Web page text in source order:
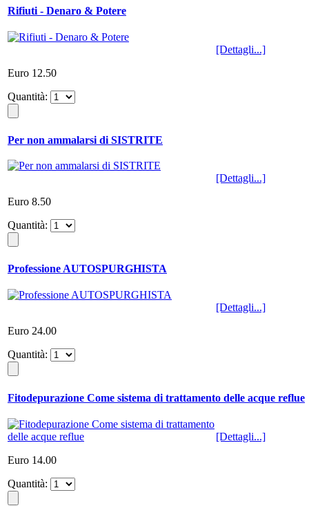
Rifiuti - Denaro & Potere
[Dettagli...]
Euro 12.50
Quantità:
Per non ammalarsi di SISTRITE
[Dettagli...]
Euro 8.50
Quantità:
Professione AUTOSPURGHISTA
[Dettagli...]
Euro 24.00
Quantità:
Fitodepurazione Come sistema di trattamento delle acque reflue
[Dettagli...]
Euro 14.00
Quantità: